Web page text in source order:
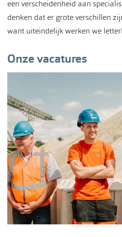
een verscheidenheid aan
denken dat er grote verschillen
want uiteindelijk werken we
Onze vacatures